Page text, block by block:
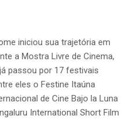
iniciou sua trajetória em
a Mostra Livre de Cinema,
passou por 17 festivais
eles o Festine Itaúna
de Cine Bajo la Luna
International Short Film